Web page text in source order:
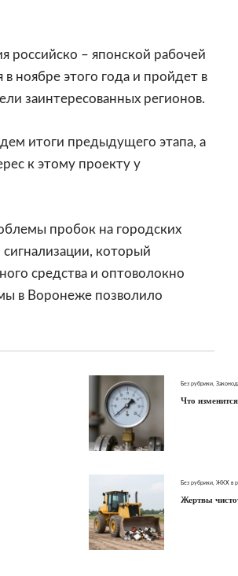
российско – японской рабочей
ноябре этого года и пройдет в
заинтересованных регионов.
итоги предыдущего этапа, а
к этому проекту у
пробок на городских
который
средства и оптоволокно
в Воронеже позволило
Без рубрики
Что
Без рубрики ЖКХ в
Жертвы